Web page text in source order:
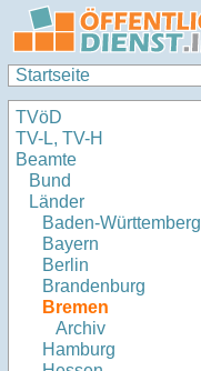
Startseite
TVöD
TV-L, TV-H
Beamte
Bund
Länder
Baden-Württemberg
Bayern
Berlin
Brandenburg
Bremen
Archiv
Hamburg